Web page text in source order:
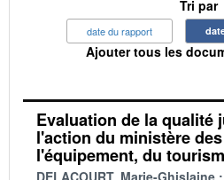
Tri par
date du rapport
Ajouter tous les
Evaluation de la qualité
l'action du ministère
l'équipement, du
DELACOURT, Marie-Ghislaine